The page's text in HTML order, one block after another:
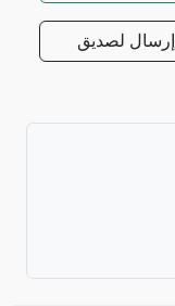
لصديق